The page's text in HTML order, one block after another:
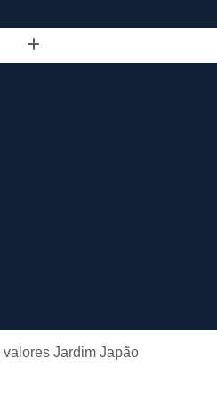
Inox
Calandragem Tubo Inox
Jardim Japão